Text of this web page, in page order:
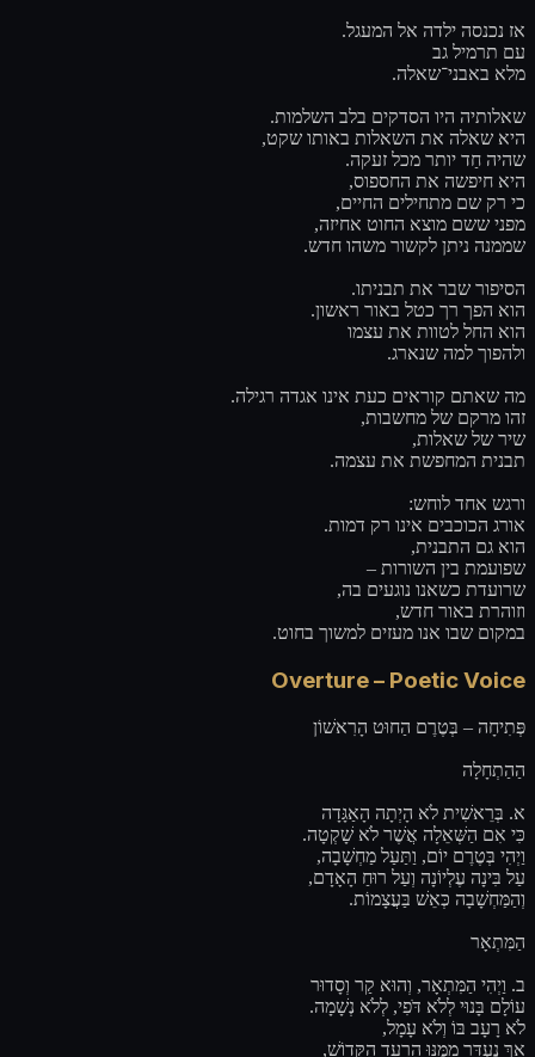
אז נכנסה ילדה אל המעגל.
עם תרמיל גב
מלא באבני־שאלה.
שאלותיה היו הסדקים בלב השלמות.
היא שאלה את השאלות באותו שקט,
שהיה חַד יותר מכל זעקה.
היא חיפשה את החספוס,
כי רק שם מתחילים החיים,
מפני ששם מוצא החוט אחיזה,
שממנה ניתן לקשור משהו חדש.
הסיפור שבר את תבניתו.
הוא הפך רך כטל באור ראשון.
הוא החל לטוות את עצמו
ולהפוך למה שנארג.
מה שאתם קוראים כעת אינו אגדה רגילה.
זהו מרקם של מחשבות,
שיר של שאלות,
תבנית המחפשת את עצמה.
ורגש אחד לוחש:
אורג הכוכבים אינו רק דמות.
הוא גם התבנית,
שפועמת בין השורות –
שרועדת כשאנו נוגעים בה,
וזוהרת באור חדש,
במקום שבו אנו מעזים למשוך בחוט.
Overture – Poetic Voice
פְּתִיחָה – בְּטֶרֶם הַחוּט הָרִאשׁוֹן
הַהַתְחָלָה
א. בְּרֵאשִׁית לֹא הָיְתָה הָאַגָּדָה
כִּי אִם הַשְּׁאֵלָה אֲשֶׁר לֹא שָׁקְטָה.
וַיְהִי בְּטֶרֶם יוֹם, וַתַּעַל מַחְשָׁבָה,
עַל בִּינָה עֶלְיוֹנָה וְעַל רוּחַ הָאָדָם,
וְהַמַּחְשָׁבָה כְּאֵשׁ בַּעֲצָמוֹת.
הַמִּתְאָר
ב. וַיְהִי הַמִּתְאָר, וְהוּא קַר וְסָדוּר
עוֹלָם בָּנוּי לְלֹא דֹּפִי, לְלֹא נְשָׁמָה.
לֹא רָעָב בּוֹ וְלֹא עָמָל,
אַךְ נֶעְדַּר מִמֶּנּוּ הָרַעַד הַקָּדוֹשׁ,